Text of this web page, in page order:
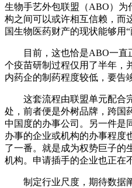
生物手艺外包联盟（ABO）
构之间可以或许相互信赖，而
国生物医药财产的现状能够用“
目前，这也恰是ABO一直
个疫苗研制过程仅用了半年，
内药企的制药程度较低，要告
这套流程由联盟单元配合
处，前者便是外树品牌，跨国
中国度的办事公司。另一件是
办事的企业或机构的办事程度
了一番。就是成为权势巨子的
机构。申请插手的企业也正在
制定行业尺度，期待数据